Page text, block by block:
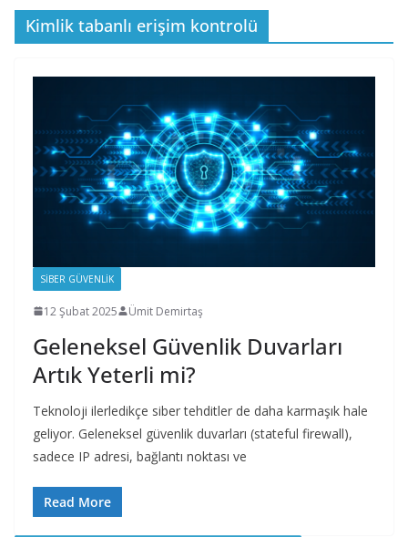
Kimlik tabanlı erişim kontrolü
SIBER GÜVENLIK
12 Şubat 2025 Ümit Demirtaş
Geleneksel Güvenlik Duvarları
Artık Yeterli mi?
Teknoloji ilerledikçe siber tehditler de daha karmaşık hale
geliyor. Geleneksel güvenlik duvarları (stateful firewall),
sadece IP adresi, bağlantı noktası ve
Read More